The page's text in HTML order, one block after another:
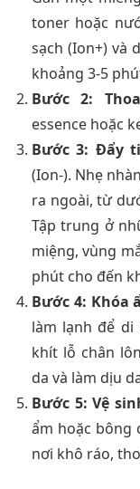
toner hoặc
sạch (Ion+) và
khoảng 3-5
Bước 2:
essence hoặc
Bước 3: Đẩy
(Ion-). Nhẹ
ra ngoài, từ
Tập trung ở
miệng, vùng
phút cho đến
Bước 4: Khóa
làm lạnh để di
khít lỗ chân
da và làm dịu
Bước 5: Vệ
ẩm hoặc bông
nơi khô ráo,